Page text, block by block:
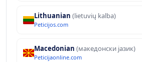
Lithuanian (lietuvių kalba)
Peticijos.com
Macedonian (македонски јазик)
Peticijaonline.com